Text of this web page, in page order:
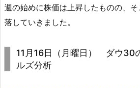
週の始めに株価は上昇したものの、
落していきました。
11月16日（月曜日） ダウ30
ルズ分析